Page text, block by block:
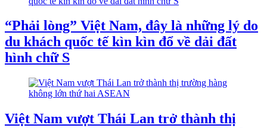
“Phải lòng” Việt Nam, đây là những lý do
du khách quốc tế kìn kìn đổ về dải đất
hình chữ S
Việt Nam vượt Thái Lan trở thành thị